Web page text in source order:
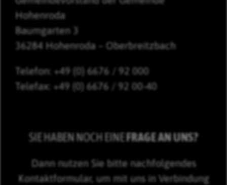
Hohenroda
Baumgarten 3
36284 Hohenroda – Oberbreitzbach
Telefon: +49 (0) 6676 / 92 000
Telefax: +49 (0) 6676 / 92 00-40
SIE HABEN NOCH EINE FRAGE AN UNS?
Dann nutzen Sie bitte nachfolgendes
Kontaktformular, um mit uns in Verbindung